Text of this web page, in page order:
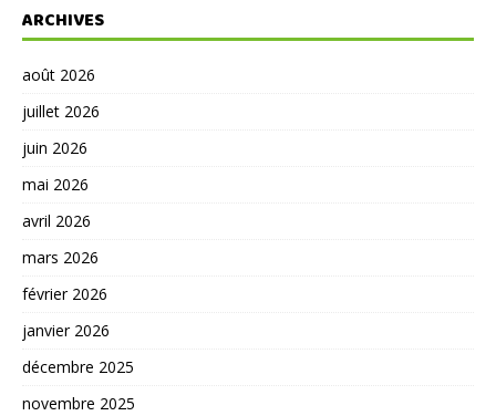
ARCHIVES
août 2026
juillet 2026
juin 2026
mai 2026
avril 2026
mars 2026
février 2026
janvier 2026
décembre 2025
novembre 2025